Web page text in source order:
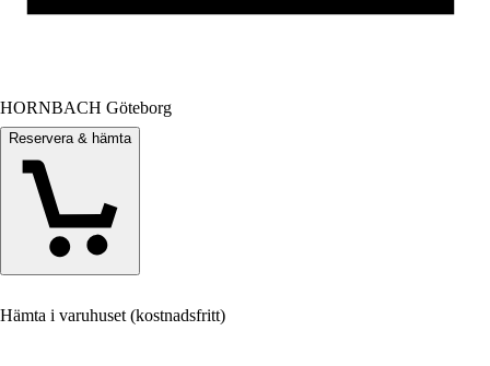
HORNBACH Göteborg
Reservera & hämta
Hämta i varuhuset (kostnadsfritt)